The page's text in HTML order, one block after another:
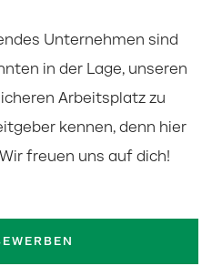
Unternehmen sind
in der Lage, unseren
Arbeitsplatz zu
kennen, denn hier
freuen uns auf dich!